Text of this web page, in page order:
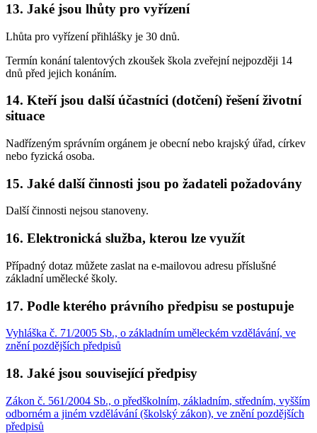
13. Jaké jsou lhůty pro vyřízení
Lhůta pro vyřízení přihlášky je 30 dnů.
Termín konání talentových zkoušek škola zveřejní nejpozději 14
dnů před jejich konáním.
14. Kteří jsou další účastníci (dotčení) řešení životní
situace
Nadřízeným správním orgánem je obecní nebo krajský úřad, církev
nebo fyzická osoba.
15. Jaké další činnosti jsou po žadateli požadovány
Další činnosti nejsou stanoveny.
16. Elektronická služba, kterou lze využít
Případný dotaz můžete zaslat na e-mailovou adresu příslušné
základní umělecké školy.
17. Podle kterého právního předpisu se postupuje
Vyhláška č. 71/2005 Sb., o základním uměleckém vzdělávání, ve
znění pozdějších předpisů
18. Jaké jsou související předpisy
Zákon č. 561/2004 Sb., o předškolním, základním, středním, vyšším
odborném a jiném vzdělávání (školský zákon), ve znění pozdějších
předpisů